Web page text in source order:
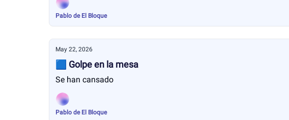
Pablo de El Bloque
May 22, 2026
🟦 Golpe en la mesa
Se han cansado
Pablo de El Bloque